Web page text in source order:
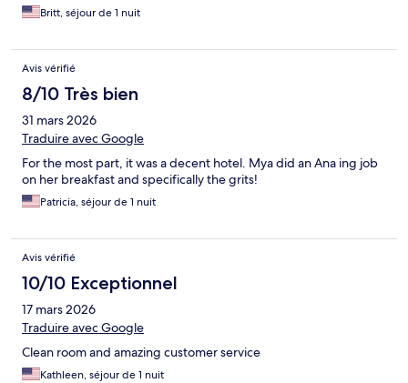
Britt, séjour de 1 nuit
Avis vérifié
8/10 Très bien
31 mars 2026
Traduire avec Google
For the most part, it was a decent hotel. Mya did an Ana ing job
on her breakfast and specifically the grits!
Patricia, séjour de 1 nuit
Avis vérifié
10/10 Exceptionnel
17 mars 2026
Traduire avec Google
Clean room and amazing customer service
Kathleen, séjour de 1 nuit